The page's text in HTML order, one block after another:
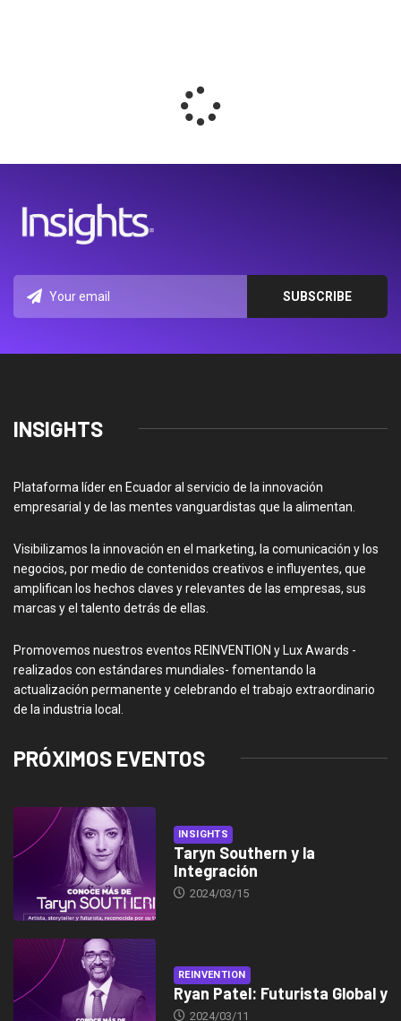
INSIGHTS
Plataforma líder en Ecuador al servicio de la innovación
empresarial y de las mentes vanguardistas que la alimentan.
Visibilizamos la innovación en el marketing, la comunicación y los
negocios, por medio de contenidos creativos e influyentes, que
amplifican los hechos claves y relevantes de las empresas, sus
marcas y el talento detrás de ellas.
Promovemos nuestros eventos REINVENTION y Lux Awards -
realizados con estándares mundiales- fomentando la
actualización permanente y celebrando el trabajo extraordinario
de la industria local.
PRÓXIMOS EVENTOS
INSIGHTS
Taryn Southern y la
Integración
2024/03/15
REINVENTION
Ryan Patel: Futurista Global y
2024/03/11